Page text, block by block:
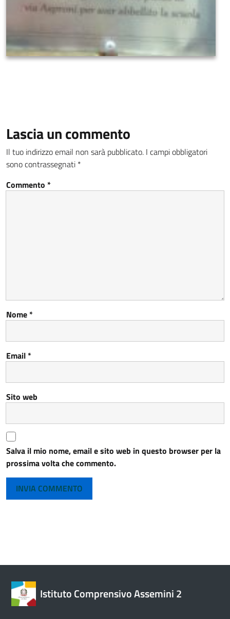
Lascia un commento
Il tuo indirizzo email non sarà pubblicato. I campi obbligatori
sono contrassegnati *
Commento *
Nome*
Email*
Sito web
Salva il mio nome, email e sito web in questo browser per la
prossima volta che commento.
Istituto Comprensivo Assemini 2